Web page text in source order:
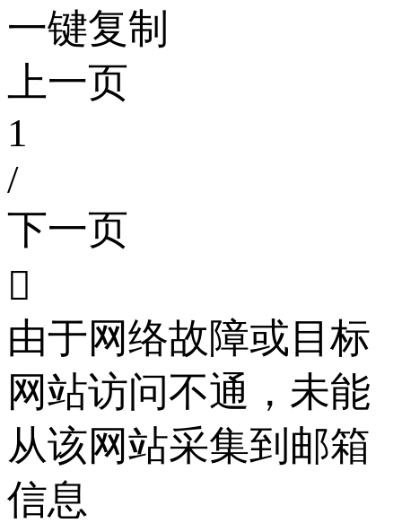
一键复制
上一页
1
/
下一页

由于网络故障或目标
网站访问不通，未能
从该网站采集到邮箱
信息